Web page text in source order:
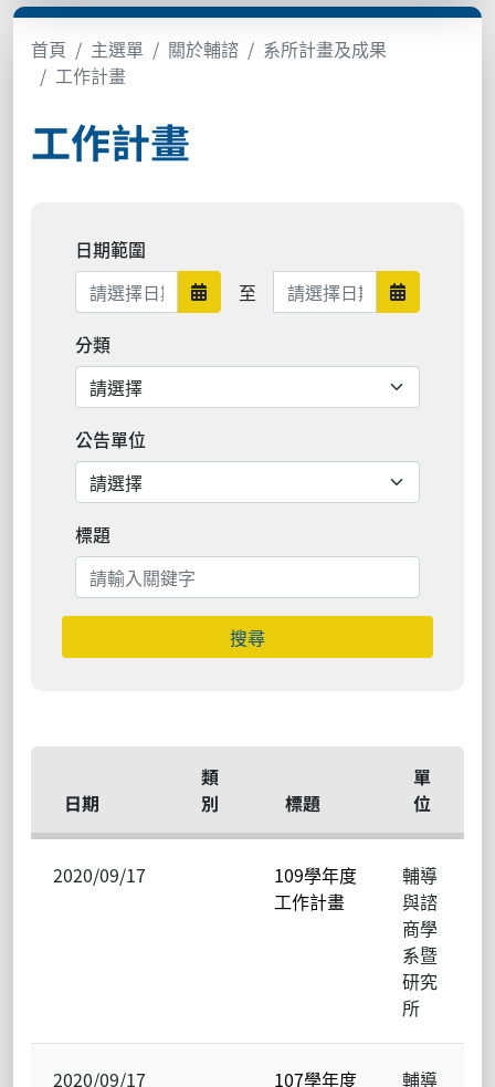
首頁 主選單 關於輔諮
系所計畫及成果
工作計畫
工作計畫
日期範圍
日期範圍開始
至 日期範圍結束 日期範圍
分類
公告單位
標題
搜尋
日期
類
別
標題
單
位
2020/09/17
109學年度
工作計畫
輔導
與諮
商學
系暨
研究
所
2020/09/17 107學年度 輔導